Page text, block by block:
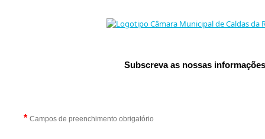
Subscreva as nossas
* Campos de preenchimento obrigatório